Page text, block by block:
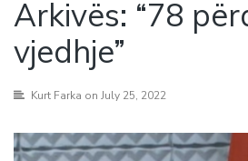
Arkivës: “78
vjedhje”
Kurt Farka on July 25, 2022